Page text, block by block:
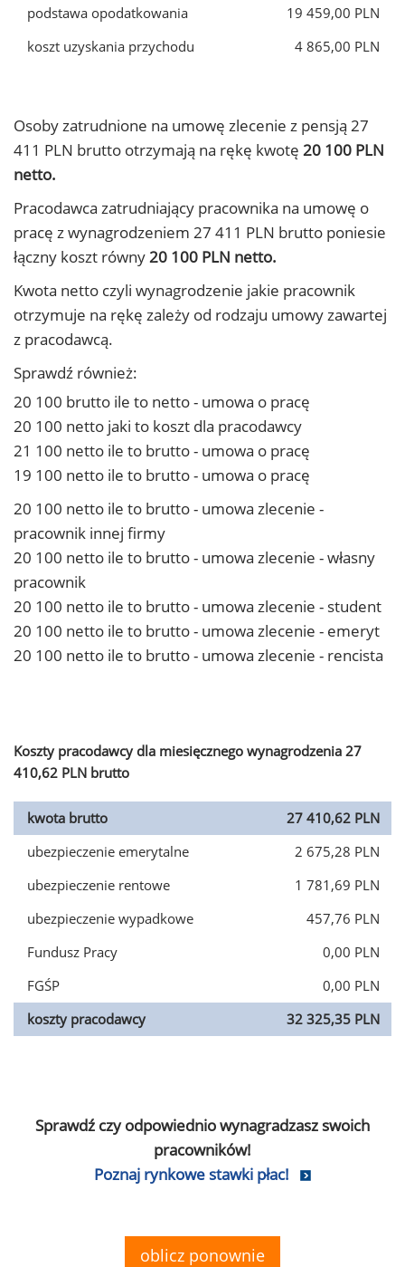
podstawa opodatkowania
19 459,00 PLN
koszt uzyskania przychodu
4 865,00 PLN
Osoby zatrudnione na umowę zlecenie z pensją 27
411 PLN brutto otrzymają na rękę kwotę 20 100 PLN
netto.
Pracodawca zatrudniający pracownika na umowę o
pracę z wynagrodzeniem 27 411 PLN brutto poniesie
łączny koszt równy20 100 PLN netto.
Kwota netto czyli wynagrodzenie jakie pracownik
otrzymuje na rękę zależy od rodzaju umowy zawartej
z pracodawcą.
Sprawdź również:
20 100 brutto ile to netto - umowa o pracę
20 100 netto jaki to koszt dla pracodawcy
21 100 netto ile to brutto - umowa o pracę
19 100 netto ile to brutto - umowa o pracę
20 100 netto ile to brutto - umowa zlecenie -
pracownik innej firmy
20 100 netto ile to brutto - umowa zlecenie - własny
pracownik
20 100 netto ile to brutto - umowa zlecenie - student
20 100 netto ile to brutto - umowa zlecenie - emeryt
20 100 netto ile to brutto - umowa zlecenie - rencista
Koszty pracodawcy dla miesięcznego wynagrodzenia 27
410,62 PLN brutto
kwota brutto
27 410,62 PLN
ubezpieczenie emerytalne
2 675,28 PLN
ubezpieczenie rentowe
1 781,69 PLN
ubezpieczenie wypadkowe
457,76 PLN
Fundusz Pracy
0,00 PLN
FGŚP
0,00 PLN
koszty pracodawcy
32 325,35 PLN
Sprawdź czy odpowiednio wynagradzasz swoich
pracowników!
Poznaj rynkowe stawki płac!
oblicz ponownie